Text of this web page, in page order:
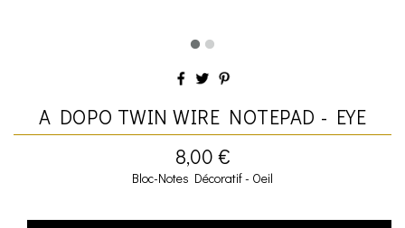
A DOPO TWIN WIRE NOTEPAD - EYE
8,00 €
Bloc-Notes Décoratif - Oeil